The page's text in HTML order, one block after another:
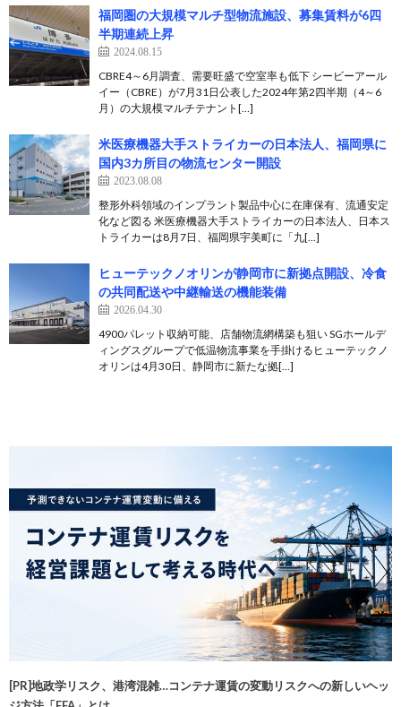
福岡圏の大規模マルチ型物流施設、募集賃料が6四
半期連続上昇
2024.08.15
CBRE4～6月調査、需要旺盛で空室率も低下 シービーアール
イー（CBRE）が7月31日公表した2024年第2四半期（4～6
月）の大規模マルチテナント[…]
米医療機器大手ストライカーの日本法人、福岡県に
国内3カ所目の物流センター開設
2023.08.08
整形外科領域のインプラント製品中心に在庫保有、流通安定
化など図る 米医療機器大手ストライカーの日本法人、日本ス
トライカーは8月7日、福岡県宇美町に「九[…]
ヒューテックノオリンが静岡市に新拠点開設、冷食
の共同配送や中継輸送の機能装備
2026.04.30
4900パレット収納可能、店舗物流網構築も狙い SGホールデ
ィングスグループで低温物流事業を手掛けるヒューテックノ
オリンは4月30日、静岡市に新たな拠[…]
[PR]地政学リスク、港湾混雑…コンテナ運賃の変動リスクへの新しいヘッ